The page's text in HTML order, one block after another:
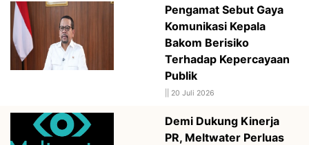
Pengamat Sebut Gaya
Komunikasi Kepala
Bakom Berisiko
Terhadap Kepercayaan
Publik
20 Juli 2026
Demi Dukung Kinerja
PR, Meltwater Perluas